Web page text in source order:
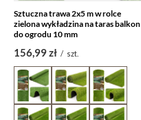
Sztuczna trawa 2x5 m w rolce
zielona wykładzina na taras balkon
do ogrodu 10 mm
156,99 zł / szt.